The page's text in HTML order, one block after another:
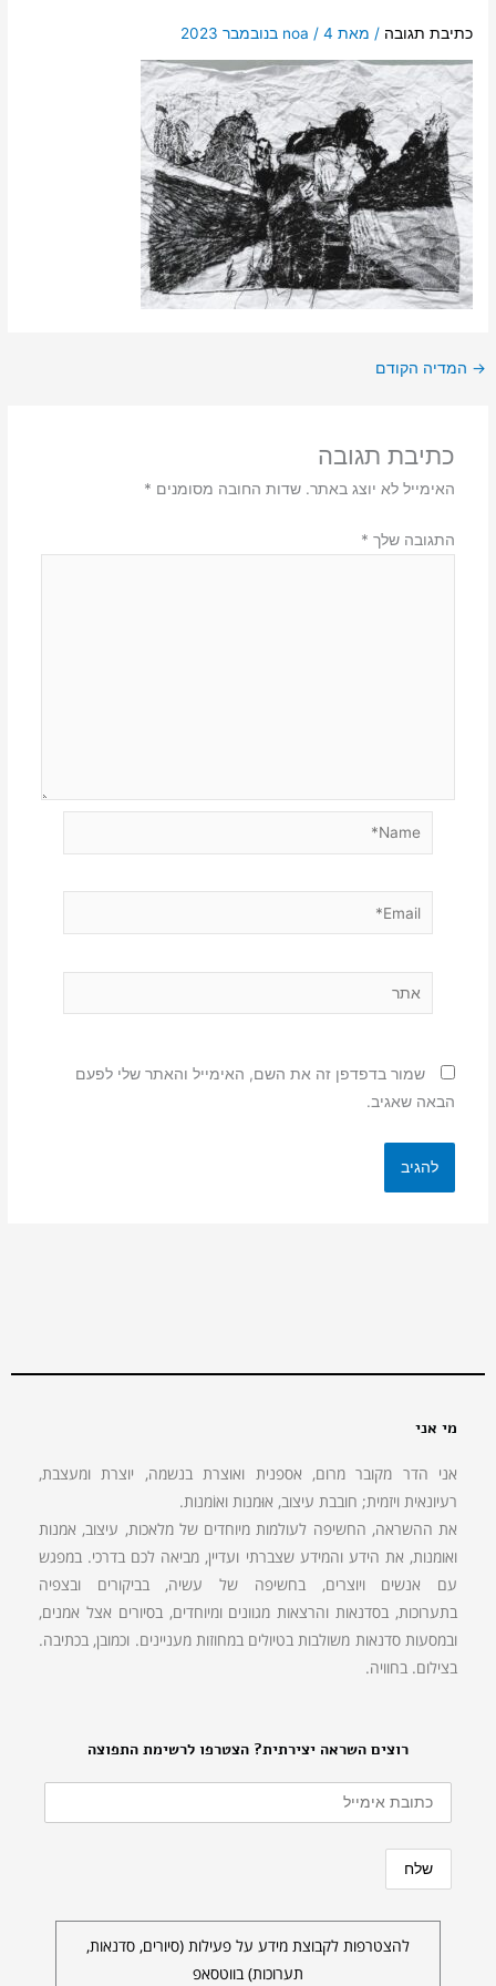
כתיבת תגובה / מאת noa / 4 בנובמבר 2023
→ המדיה הקודם
כתיבת תגובה
האימייל לא יוצג באתר. שדות החובה מסומנים *
התגובה שלך *
Email*
שמור בדפדפן זה את השם, האימייל והאתר שלי לפעם
הבאה שאגיב.
רוצים השראה יצירתית? הצטרפו לרשימת התפוצה
להצטרפות לקבוצת מידע על פעילות (סיורים, סדנאות,
תערוכות) בווטסאפ
מי אני
אני הדר מקובר מרום, אספנית ואוצרת בנשמה, יוצרת ומעצבת,
רעיונאית ויזמית; חובבת עיצוב, אוּמנות ואוֹמנות.
את ההשראה, החשיפה לעולמות מיוחדים של מלאכות, עיצוב, אמנות
ואומנות, את הידע והמידע שצברתי ועדיין, מביאה לכם בדרכי. במפגש
עם אנשים ויוצרים, בחשיפה של עשיה, בביקורים ובצפיה
בתערוכות, בסדנאות והרצאות מגוונים ומיוחדים, בסיורים אצל אמנים,
ובמסעות סדנאות משולבות בטיולים במחוזות מעניינים. וכמובן, בכתיבה.
בצילום. בחוויה.